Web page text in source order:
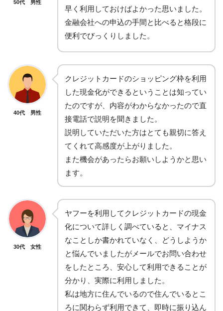
50代 男性
早く利用しておけばよかった思いました。
金融会社への申込の手間と比べると格段に
便利でびっくりしました。
40代 男性
クレジットカードのショッピング枠を利用
した現金化ができるということは知ってい
たのですが、内容がわからなかったので直
接電話で説明を聞きました。
説明していただいた方はとても親切に答え
てくれて高感度が上がりました。
また機会があったらお願いしようかと思い
ます。
30代 女性
ヤフーを利用してクレジットカードの現金
化について詳しく調べていると、マイナス
なことしか書かれていなく、どうしようか
と悩んでいましたがメールでお問い合わせ
をしたところ、安心して利用できることが
分かり、実際に利用しました。
私は地方に住んでいるので住んでいるとこ
ろに関わらず利用できて、即時に振り込ん